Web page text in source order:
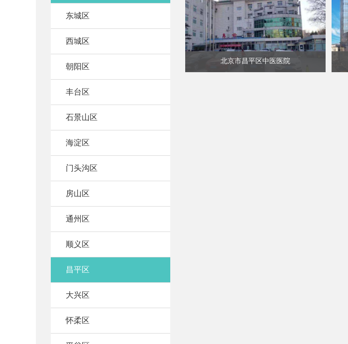
东城区
西城区
朝阳区
丰台区
石景山区
海淀区
门头沟区
房山区
通州区
顺义区
昌平区
大兴区
怀柔区
北京市昌平区中医医院